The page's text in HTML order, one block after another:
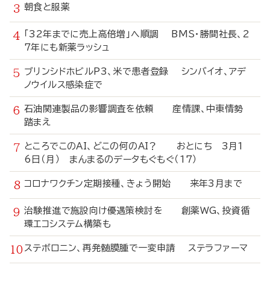
朝食と服薬
「32年までに売上高倍増」へ順調 BMS・勝間社長、2
7年にも新薬ラッシュ
ブリンシドホビルP3、米で患者登録 シンバイオ、アデ
ノウイルス感染症で
石油関連製品の影響調査を依頼 産情課、中東情勢
踏まえ
ところでこのAI、どこの何のAI？ おとにち 3月1
6日（月） まんまるのデータもぐもぐ（17）
コロナワクチン定期接種、きょう開始 来年3月まで
治験推進で施設向け優遇策検討を 創薬WG、投資循
環エコシステム構築も
ステボロニン、再発髄膜腫で一変申請 ステラファーマ